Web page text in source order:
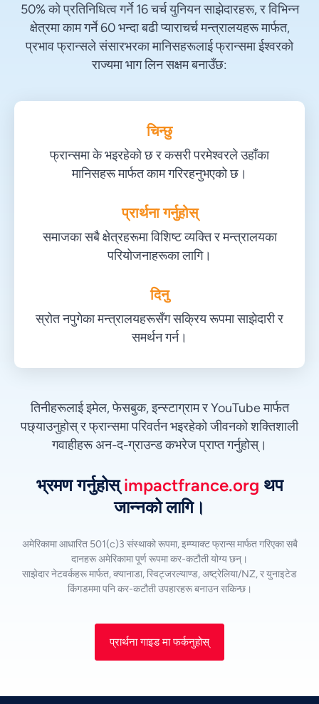
50% को प्रतिनिधित्व गर्ने 16 चर्च युनियन साझेदारहरू, र विभिन्न
क्षेत्रमा काम गर्ने 60 भन्दा बढी प्याराचर्च मन्त्रालयहरू मार्फत,
प्रभाव फ्रान्सले संसारभरका मानिसहरूलाई फ्रान्समा ईश्वरको
राज्यमा भाग लिन सक्षम बनाउँछ:
चिन्छु
फ्रान्समा के भइरहेको छ र कसरी परमेश्वरले उहाँका
मानिसहरू मार्फत काम गरिरहनुभएको छ।
प्रार्थना गर्नुहोस्
समाजका सबै क्षेत्रहरूमा विशिष्ट व्यक्ति र मन्त्रालयका
परियोजनाहरूका लागि।
दिनु
स्रोत नपुगेका मन्त्रालयहरूसँग सक्रिय रूपमा साझेदारी र
समर्थन गर्न।
तिनीहरूलाई इमेल, फेसबुक, इन्स्टाग्राम र YouTube मार्फत
पछ्याउनुहोस् र फ्रान्समा परिवर्तन भइरहेको जीवनको शक्तिशाली
गवाहीहरू अन-द-ग्राउन्ड कभरेज प्राप्त गर्नुहोस्।
भ्रमण गर्नुहोस्impactfrance.org थप
जान्नको लागि।
अमेरिकामा आधारित 501(c)3 संस्थाको रूपमा, इम्प्याक्ट फ्रान्स मार्फत गरिएका सबै
दानहरू अमेरिकामा पूर्ण रूपमा कर-कटौती योग्य छन्।
साझेदार नेटवर्कहरू मार्फत, क्यानाडा, स्विट्जरल्याण्ड, अष्ट्रेलिया/NZ, र युनाइटेड
किंगडममा पनि कर-कटौती उपहारहरू बनाउन सकिन्छ।
प्रार्थना गाइड मा फर्कनुहोस्
Tamil
Urdu